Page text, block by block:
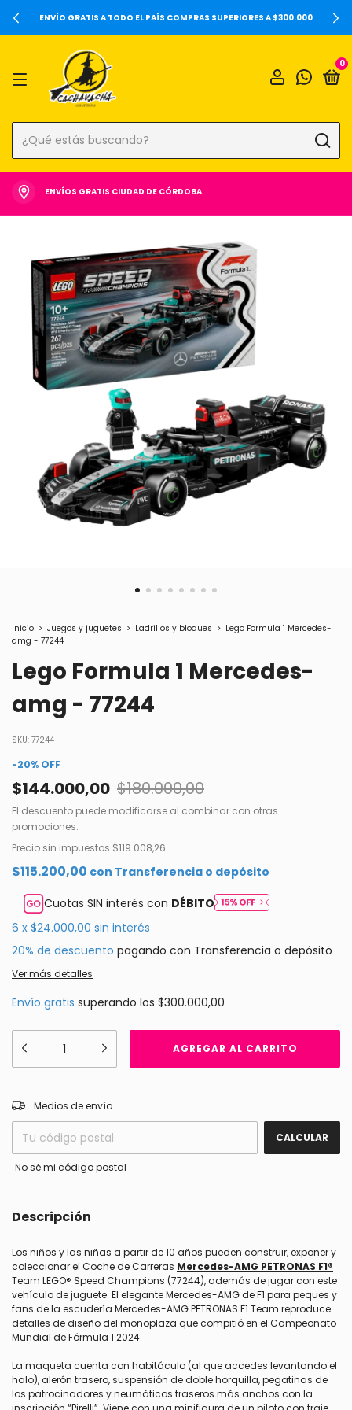
20%OFF SOBRE PRECIOS DE LOCALES Y 6 CUOTAS SIN INTERÉS ⚡️
0
ENVÍOS GRATIS CIUDAD DE CÓRDOBA
Inicio > Juegos y juguetes > Ladrillos y bloques > Lego Formula 1 Mercedes-
amg - 77244
Lego Formula 1 Mercedes-
amg - 77244
SKU: 77244
-20% OFF
$144.000,00 $180.000,00
El descuento puede modificarse al combinar con otras
promociones.
Precio sin impuestos $119.008,26
$115.200,00 con Transferencia o depósito
Cuotas SIN interés con DÉBITO
6 x $24.000,00 sin interés
20% de descuento pagando con Transferencia o depósito
Ver más detalles
Envío gratis superando los $300.000,00
Entregas para el CP:
Medios de envío
CALCULAR
No sé mi código postal
Descripción
Los niños y las niñas a partir de 10 años pueden construir, exponer y
coleccionar el Coche de Carreras Mercedes-AMG PETRONAS F1®
Team LEGO® Speed Champions (77244), además de jugar con este
vehículo de juguete. El elegante Mercedes-AMG de F1 para peques y
fans de la escudería Mercedes-AMG PETRONAS F1 Team reproduce
detalles de diseño del monoplaza que compitió en el Campeonato
Mundial de Fórmula 1 2024.
La maqueta cuenta con habitáculo (al que accedes levantando el
halo), alerón trasero, suspensión de doble horquilla, pegatinas de
los patrocinadores y neumáticos traseros más anchos con la